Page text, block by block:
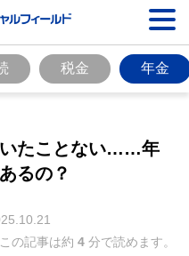
税金 年金
たことない……年
るの？
この記事は約 4 分で読めます。